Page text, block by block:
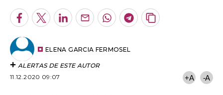
Facebook
TwitterLinkedInEnviarWhatsapp
Telegram
Copiar
ELENA GARCIA FERMOSEL
ALERTAS DE ESTE AUTOR
11.12.2020 09:07
+A -A